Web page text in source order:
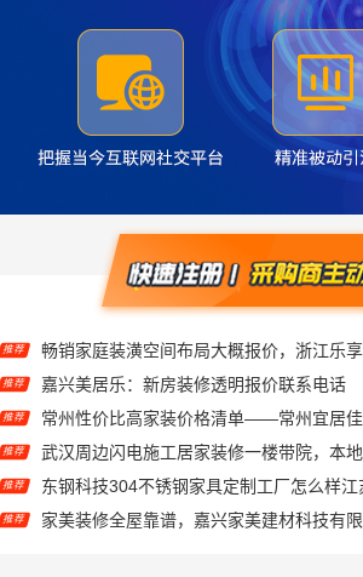
推荐 嘉兴美居乐：新房装修透明报价联系电话
推荐
推荐
推荐
推荐
推荐